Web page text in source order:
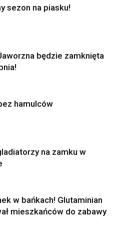
sezon na piasku!
będzie zamknięta
hamulców
na zamku w
w bańkach! Glutaminian
mieszkańców do zabawy